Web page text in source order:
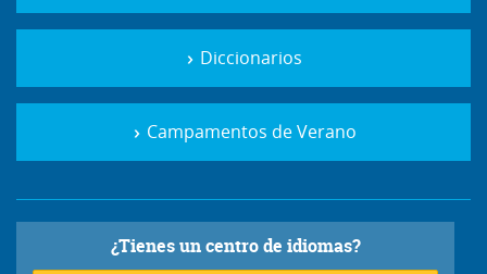
Diccionarios
Campamentos de Verano
¿Tienes un centro de idiomas?